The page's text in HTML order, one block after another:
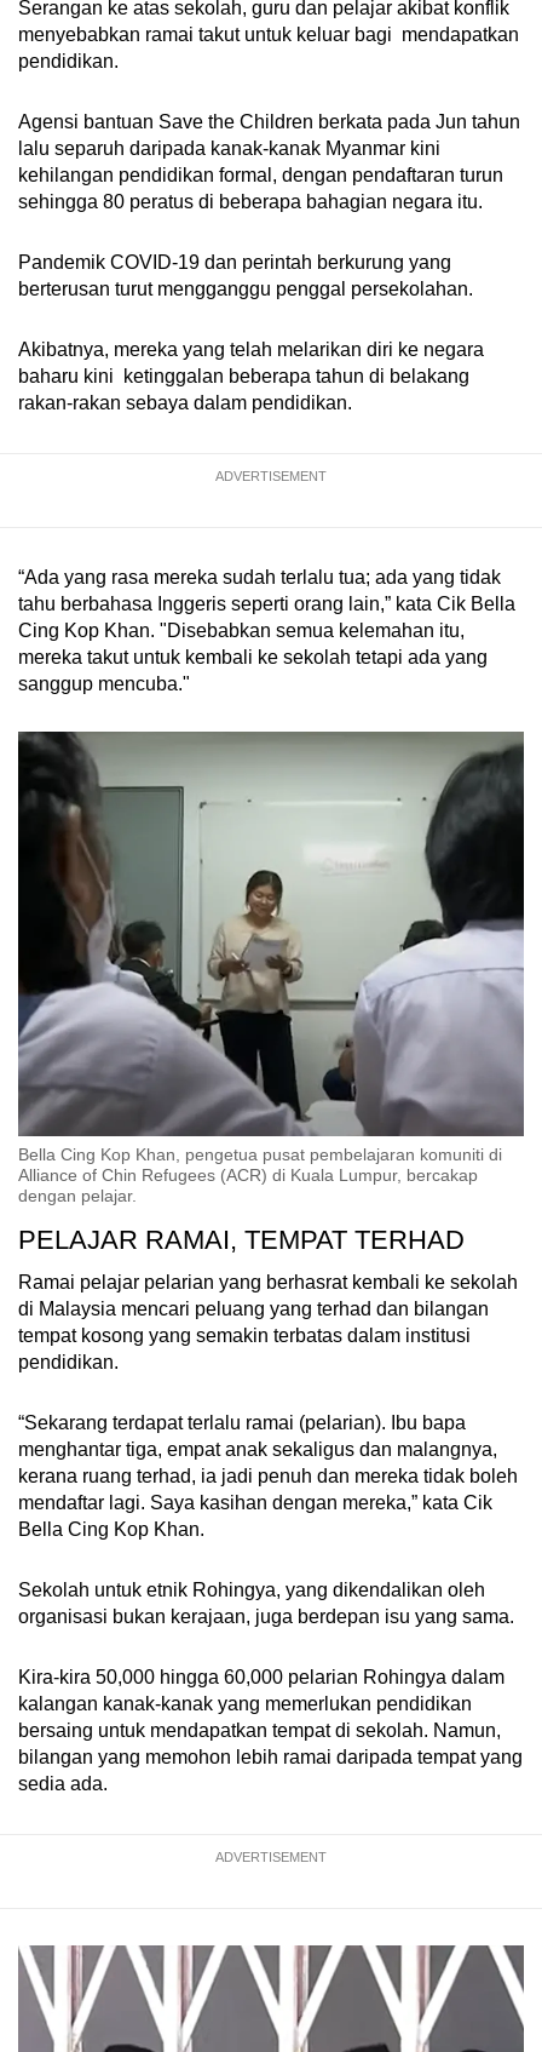
Serangan ke atas sekolah, guru dan pelajar akibat konflik
menyebabkan ramai takut untuk keluar bagi mendapatkan
pendidikan.
Agensi bantuan Save the Children berkata pada Jun tahun
lalu separuh daripada kanak-kanak Myanmar kini
kehilangan pendidikan formal, dengan pendaftaran turun
sehingga 80 peratus di beberapa bahagian negara itu.
Pandemik COVID-19 dan perintah berkurung yang
berterusan turut mengganggu penggal persekolahan.
Akibatnya, mereka yang telah melarikan diri ke negara
baharu kini ketinggalan beberapa tahun di belakang
rakan-rakan sebaya dalam pendidikan.
ADVERTISEMENT
“Ada yang rasa mereka sudah terlalu tua; ada yang tidak
tahu berbahasa Inggeris seperti orang lain,” kata Cik Bella
Cing Kop Khan. "Disebabkan semua kelemahan itu,
mereka takut untuk kembali ke sekolah tetapi ada yang
sanggup mencuba."
Bella Cing Kop Khan, pengetua pusat pembelajaran komuniti di
Alliance of Chin Refugees (ACR) di Kuala Lumpur, bercakap
dengan pelajar.
PELAJAR RAMAI, TEMPAT TERHAD
Ramai pelajar pelarian yang berhasrat kembali ke sekolah
di Malaysia mencari peluang yang terhad dan bilangan
tempat kosong yang semakin terbatas dalam institusi
pendidikan.
“Sekarang terdapat terlalu ramai (pelarian). Ibu bapa
menghantar tiga, empat anak sekaligus dan malangnya,
kerana ruang terhad, ia jadi penuh dan mereka tidak boleh
mendaftar lagi. Saya kasihan dengan mereka,” kata Cik
Bella Cing Kop Khan.
Sekolah untuk etnik Rohingya, yang dikendalikan oleh
organisasi bukan kerajaan, juga berdepan isu yang sama.
Kira-kira 50,000 hingga 60,000 pelarian Rohingya dalam
kalangan kanak-kanak yang memerlukan pendidikan
bersaing untuk mendapatkan tempat di sekolah. Namun,
bilangan yang memohon lebih ramai daripada tempat yang
sedia ada.
ADVERTISEMENT